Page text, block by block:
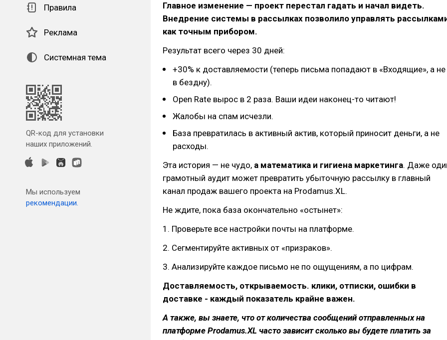
Правила
Реклама
Системная тема
QR-код для установки
наших приложений.
Мы используем
рекомендации.
Главное изменение — проект перестал гадать и начал видеть.
Внедрение системы в рассылках позволило управлять
как точным прибором.
Результат всего через 30 дней:
+30% к доставляемости (теперь письма попадают в «Входящие», а не
в бездну).
Open Rate вырос в 2 раза. Ваши идеи наконец-то читают!
Жалобы на спам исчезли.
База превратилась в активный актив, который приносит деньги, а не
расходы.
Эта история — не чудо, а математика и гигиена маркетинга. Даже
грамотный аудит может превратить убыточную рассылку в главный
канал продаж вашего проекта на Prodamus.XL.
Не ждите, пока база окончательно «остынет»:
1. Проверьте все настройки почты на платформе.
2. Сегментируйте активных от «призраков».
3. Анализируйте каждое письмо не по ощущениям, а по цифрам.
Доставляемость, открываемость. клики, отписки, ошибки в
доставке - каждый показатель крайне важен.
А также, вы знаете, что от количества сообщений отправленных на
платформе Prodamus.XL часто зависит сколько вы будете платить за